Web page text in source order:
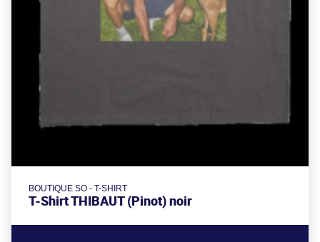
BOUTIQUE SO - T-SHIRT
T-Shirt THIBAUT (Pinot) noir